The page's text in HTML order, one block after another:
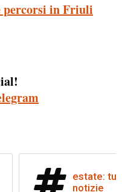
in Friuli
estate:
notizie